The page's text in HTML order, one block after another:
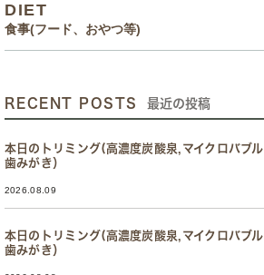
DIET
食事(フード、おやつ等)
RECENT POSTS 最近の投稿
本日のトリミング(高濃度炭酸泉,マイクロバブル,
歯みがき）
2026.08.09
本日のトリミング(高濃度炭酸泉,マイクロバブル,
歯みがき）